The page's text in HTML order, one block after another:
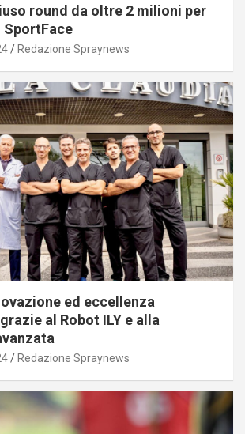
round da oltre 2 milioni per
SportFace
Redazione Spraynews
ed eccellenza
al Robot ILY e alla
Redazione Spraynews